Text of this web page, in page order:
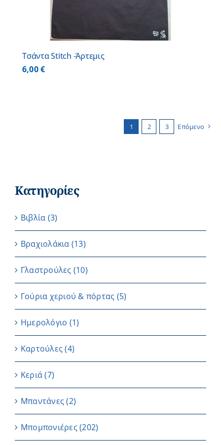
Τσάντα Stitch -Άρτεμις
6,00€
1 2 3 Επόμενο
Κατηγορίες
Βιβλία (3)
Βραχιολάκια (13)
Γλαστρούλες (10)
Γούρια χεριού & πόρτας (5)
Ημερολόγιο (1)
Καρτούλες (4)
Κεριά (7)
Μπαντάνες (2)
Μπομπονιέρες(202)